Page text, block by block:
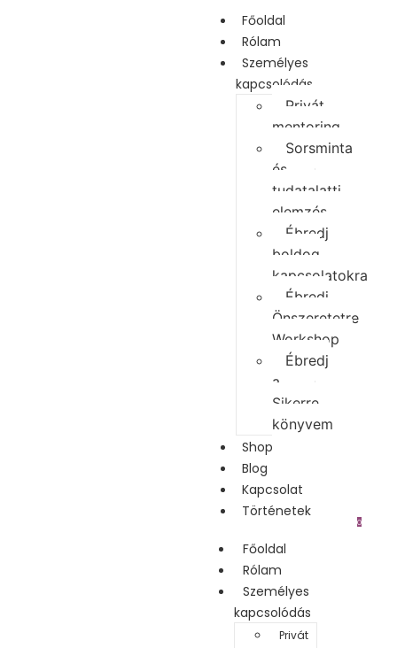
Főoldal
Rólam
Személyes
kapcsolódás
Privát
mentoring
Sorsminta
és
tudatalatti
elemzés
Ébredj
boldog
kapcsolatokra
Ébredj
Önszeretetre
Workshop
Ébredj
a
Sikerre
könyvem
Shop
Blog
Kapcsolat
Történetek
Főoldal
Rólam
Személyes
kapcsolódás
Privát
0